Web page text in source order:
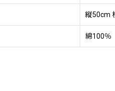
縦50cm
綿100％